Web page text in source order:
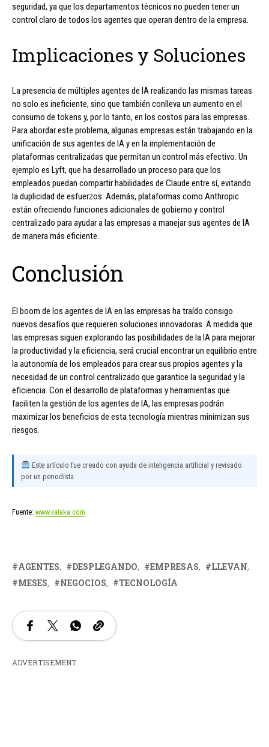
seguridad, ya que los departamentos técnicos no pueden tener un
control claro de todos los agentes que operan dentro de la empresa.
Implicaciones y Soluciones
La presencia de múltiples agentes de IA realizando las mismas tareas
no solo es ineficiente, sino que también conlleva un aumento en el
consumo de tokens y, por lo tanto, en los costos para las empresas.
Para abordar este problema, algunas empresas están trabajando en la
unificación de sus agentes de IA y en la implementación de
plataformas centralizadas que permitan un control más efectivo. Un
ejemplo es Lyft, que ha desarrollado un proceso para que los
empleados puedan compartir habilidades de Claude entre sí, evitando
la duplicidad de esfuerzos. Además, plataformas como Anthropic
están ofreciendo funciones adicionales de gobierno y control
centralizado para ayudar a las empresas a manejar sus agentes de IA
de manera más eficiente.
Conclusión
El boom de los agentes de IA en las empresas ha traído consigo
nuevos desafíos que requieren soluciones innovadoras. A medida que
las empresas siguen explorando las posibilidades de la IA para mejorar
la productividad y la eficiencia, será crucial encontrar un equilibrio entre
la autonomía de los empleados para crear sus propios agentes y la
necesidad de un control centralizado que garantice la seguridad y la
eficiencia. Con el desarrollo de plataformas y herramientas que
faciliten la gestión de los agentes de IA, las empresas podrán
maximizar los beneficios de esta tecnología mientras minimizan sus
riesgos.
Este artículo fue creado con ayuda de inteligencia artificial y revisado
por un periodista.
Fuente: www.xataka.com
AGENTES DESPLEGANDO EMPRESAS
LLEVAN
MESES
NEGOCIOS TECNOLOGÍA
ADVERTISEMENT